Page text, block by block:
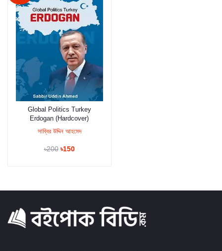
কার্টে যুক্ত করুন
Global Politics Turkey
Erdogan (Hardcover)
সাব্বির উদ্দিন আহমেদ
৳200 ৳150